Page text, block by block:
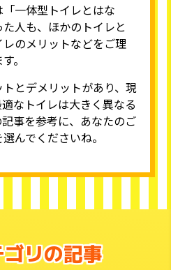
一体型トイレとはな
人も、ほかのトイレと
のメリットなどをご理
。
とデメリットがあり、現
なトイレは大きく異なる
事を参考に、あなたのご
んでくださいね。
リの記事